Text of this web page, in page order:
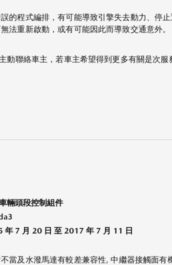
的程式編排，有可能導致引擎失去動力、停
法重新啟動，或有可能因此而導致交通意外。
動聯絡車主，若車主希望得到更多有關是次
輛頭段控制組件
年 7 月 20 日 至 2017 年 7 月 11 日
當及水潑馬達有較差兼容性, 中繼器接觸面